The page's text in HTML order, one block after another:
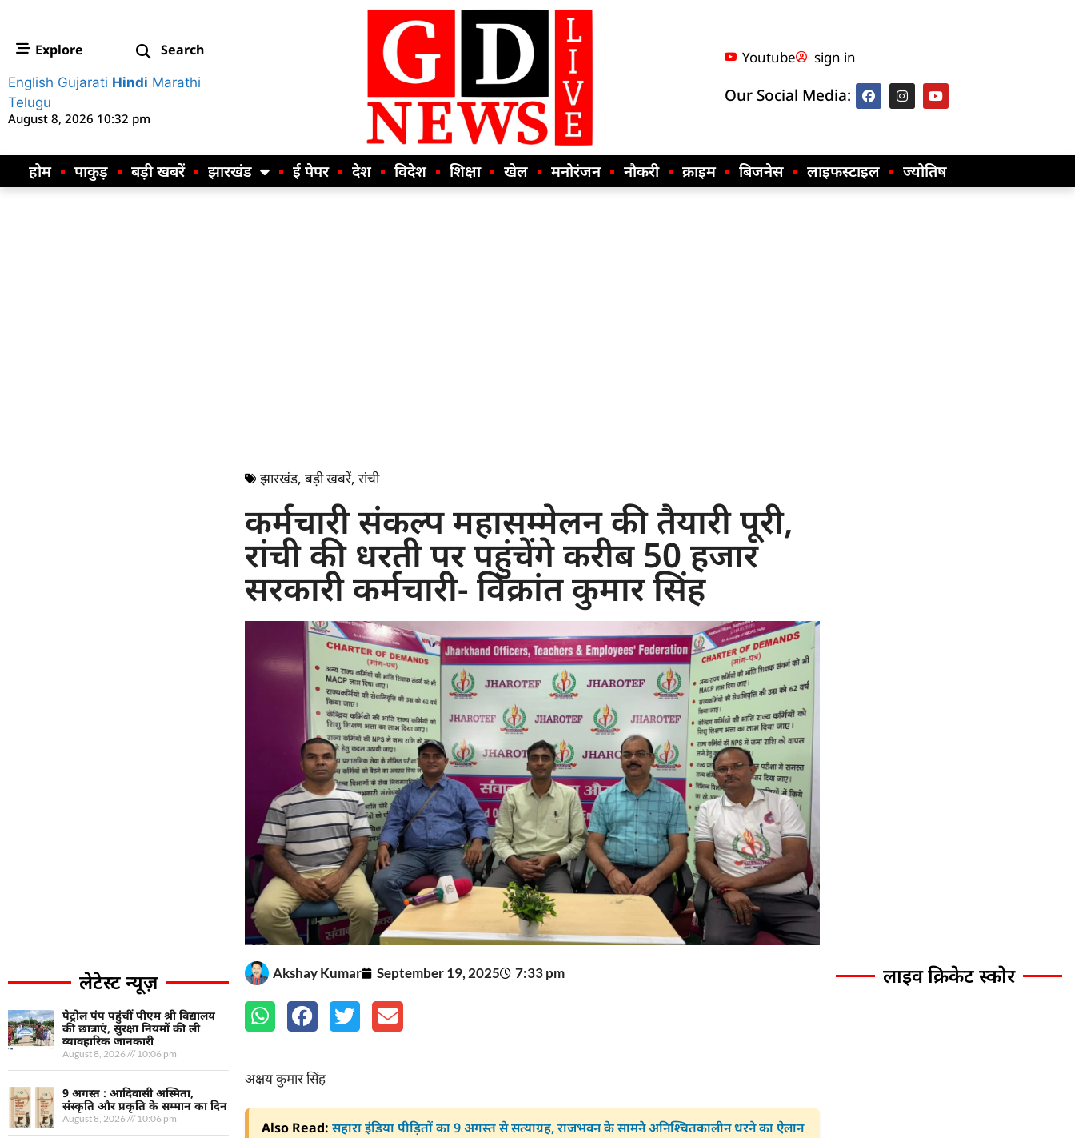
Explore Search
English Gujarati Hindi Marathi
Telugu
August 8, 2026 10:32 pm
Youtube sign in
Our Social Media:
होम पाकुड़ बड़ी खबरें झारखंड ई पेपर देश विदेश शिक्षा खेल मनोरंजन नौकरी क्राइम बिजनेस लाइफस्टाइल ज्योतिष
लेटेस्ट न्यूज़
पेट्रोल पंप पहुंचीं पीएम श्री विद्यालय
की छात्राएं, सुरक्षा नियमों की ली
व्यावहारिक जानकारी
August 8, 2026 10:06 pm
9 अगस्त : आदिवासी अस्मिता,
संस्कृति और प्रकृति के सम्मान का दिन
August 8, 2026 10:06 pm
झारखंड, बड़ी खबरें, रांची
कर्मचारी संकल्प महासम्मेलन की तैयारी पूरी,
रांची की धरती पर पहुंचेंगे करीब 50 हजार
सरकारी कर्मचारी- विक्रांत कुमार सिंह
Akshay Kumar September 19, 2025 7:33 pm
अक्षय कुमार सिंह
Also Read: सहारा इंडिया पीड़ितों का 9 अगस्त से सत्याग्रह, राजभवन के सामने अनिश्चितकालीन धरने का ऐलान
लाइव क्रिकेट स्कोर